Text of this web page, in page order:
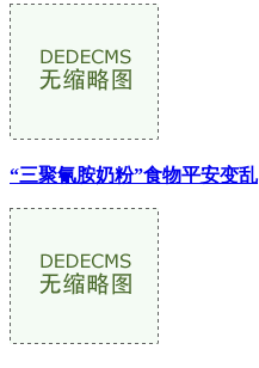
“三聚氰胺奶粉”食物平安变乱